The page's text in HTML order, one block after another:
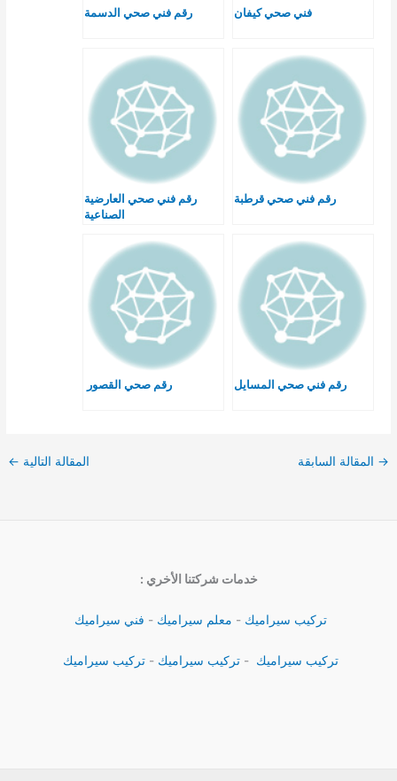
فني صحي كيفان رقم فني صحي الدسمة
رقم فني صحي قرطبة
رقم فني صحي العارضية
الصناعية
رقم فني صحي المسايل رقم صحي القصور
→ المقالة السابقة المقالة التالية ←
خدمات شركتنا الأخري :
تركيب سيراميك - معلم سيراميك - فني سيراميك
تركيب سيراميك - تركيب سيراميك -تركيب سيراميك